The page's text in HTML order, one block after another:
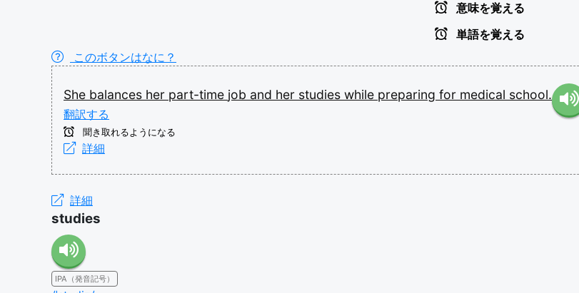
意味を覚える
単語を覚える
このボタンはなに？
She balances her part-time job and her studies while preparing for medical school.
翻訳する
聞き取れるようになる
詳細
詳細
studies
IPA（発音記号）